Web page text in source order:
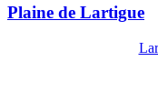
Plaine de Lartigue